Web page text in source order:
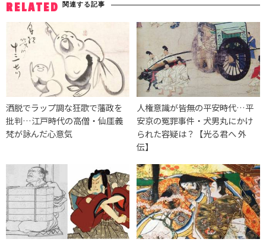
RELATED 関連する記事
洒脱でラップ調な狂歌で藩政を
批判…江戸時代の高僧・仙厓義
梵が詠んだ心意気
人権意識が皆無の平安時代…平
安京の冤罪事件・犬男丸にかけ
られた容疑は？【光る君へ 外
伝】